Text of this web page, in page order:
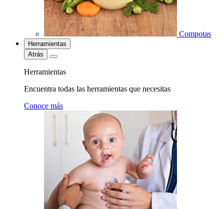
Compotas
Herramientas
Atrás
Herramientas
Encuentra todas las herramientas que necesitas
Conoce más